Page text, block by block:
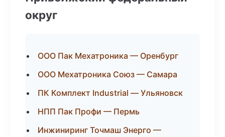
округ
ООО Пак Мехатроника — Оренбург
ООО Мехатроника Союз — Самара
ПК Комплект Industrial — Ульяновск
НПП Пак Профи — Пермь
Инжиниринг Точмаш Энерго —